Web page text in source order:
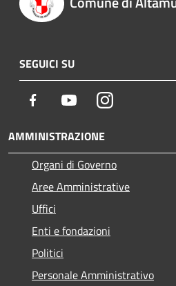
SEGUICI SU
Facebook YoutubeInstagram
AMMINISTRAZIONE
Organi di Governo
Aree Amministrative
Uffici
Enti e fondazioni
Politici
Personale Amministrativo